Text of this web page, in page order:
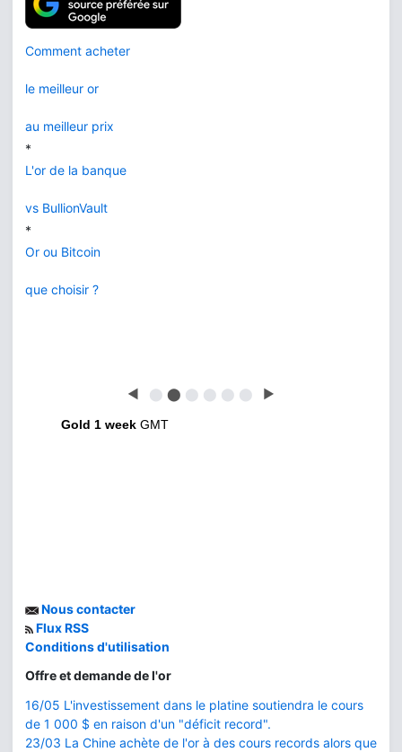
Comment acheter
le meilleur or
au meilleur prix
*
L'or de la banque
vs BullionVault
*
Or ou Bitcoin
que choisir ?
◀ ⬤ ⬤ ⬤ ⬤ ⬤ ⬤ ▶
Gold 1 week GMT
Nous contacter
Flux RSS
Conditions d'utilisation
Offre et demande de l'or
16/05 L'investissement dans le platine soutiendra le cours
de 1 000 $ en raison d'un "déficit record".
23/03 La Chine achète de l'or à des cours records alors que